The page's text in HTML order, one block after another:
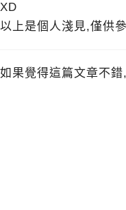
XD
以上是個人淺見,僅供
如果覺得這篇文章不